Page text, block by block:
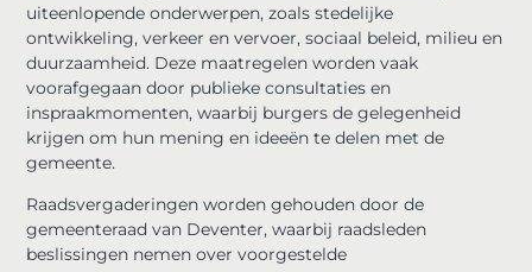
uiteenlopende onderwerpen, zoals stedelijke
ontwikkeling, verkeer en vervoer, sociaal beleid, milieu en
duurzaamheid. Deze maatregelen worden vaak
voorafgegaan door publieke consultaties en
inspraakmomenten, waarbij burgers de gelegenheid
krijgen om hun mening en ideeën te delen met de
gemeente.
Raadsvergaderingen worden gehouden door de
gemeenteraad van Deventer, waarbij raadsleden
beslissingen nemen over voorgestelde